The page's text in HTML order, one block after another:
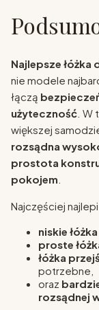
Najlepsze łóżka
nie modele
łączą
użyteczność .
większej
rozsądna
prostota
pokojem
Najczęściej
niskie
proste
łóżka
potrzebne,
oraz
rozsądnej